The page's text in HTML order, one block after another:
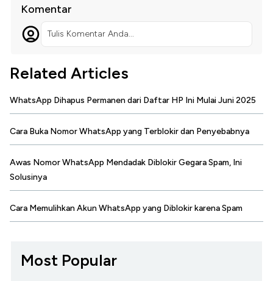
Komentar
Tulis Komentar Anda...
Related Articles
WhatsApp Dihapus Permanen dari Daftar HP Ini Mulai Juni 2025
Cara Buka Nomor WhatsApp yang Terblokir dan Penyebabnya
Awas Nomor WhatsApp Mendadak Diblokir Gegara Spam, Ini
Solusinya
Cara Memulihkan Akun WhatsApp yang Diblokir karena Spam
Most Popular